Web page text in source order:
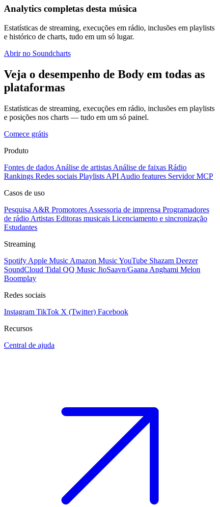
Analytics completas desta música
Estatísticas de streaming, execuções em rádio, inclusões em playlists
e histórico de charts, tudo em um só lugar.
Abrir no Soundcharts
Veja o desempenho de Body em todas as
plataformas
Estatísticas de streaming, execuções em rádio, inclusões em playlists
e posições nos charts — tudo em um só painel.
Comece grátis
Produto
Fontes de dados Análise de artistas Análise de faixas Rádio
Rankings Redes sociais Playlists API Audio features Servidor MCP
Casos de uso
Pesquisa A&R Promotores Assessoria de imprensa Programadores
de rádio Artistas Editoras musicais Licenciamento e sincronização
Estudantes
Streaming
Spotify Apple Music Amazon MusicYouTube Shazam Deezer
SoundCloud Tidal QQ Music JioSaavn/Gaana Anghami Melon
Boomplay
Redes sociais
Instagram TikTok X (Twitter) Facebook
Recursos
Central de ajuda